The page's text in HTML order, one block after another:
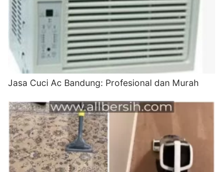
Jasa Cuci Ac Bandung: Profesional dan Murah